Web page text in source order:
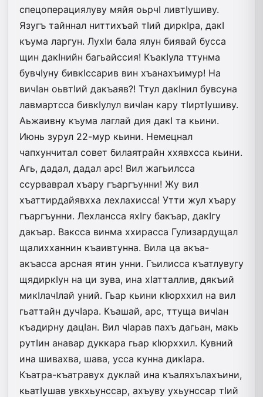
спецоперациялуву мяйя оьрчI ливтIушиву.
Язугъ тайннал ни­ттихъай тIий диркIра, дакI
къума ларгун. ЛухIи бала ялун биявай бусса
щин дакIнийн багьайссия! КъакIула ттунма
бувчIуну бивкIссарив вин хъанахъимур! На
вичIан оьвтIий дакъаяв?! Ттул дакIнил бувсуна
лавмартсса бивкIулул вичIан кару тIиртIушиву.
Аьжаивну къума лаглай дия дакI та кьини.
Июнь зурул 22-мур кьини. Немецнал
чапхунчитал совет билаятрайн ххявхсса кьини.
Агь, дадал, дадал арс! Вил жагьилсса
ссурваврал хъару гъаргъунни! Жу вил
хъаттирдайявхха лехлахисса! Утти жул хъару
гъаргъунни. Лехлансса яхIгу бакъар, дакIгу
дакъар. Ваксса винма ххирасса Гулизардущал
щалихханнин къаивтунна. Вила ца акъа-
акъасса арсная ятин унни. Гъилисса къатлувугу
щядир­кIун на ци зува, ина хIатталлив, дякъий
микIлачIлай уний. Гьар кьини кIюрххил на вил
гьаттайн дучIара. Къашай, арс, ттуща вичIан
къадирну дацIан. Вил чIарав пахъ дагьан, макь
рутIин анавар дуккара гьар кIюрххил. Кувний
ина шивахва, шава, усса кунна дикIара.
Къатра-къатравух дуклай ина къаляхълахъини,
кьатIушав увкхьунссар, ахъуву ухьунссар тIий